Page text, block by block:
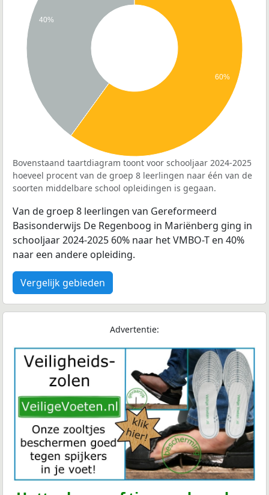
40%
60%
Bovenstaand taartdiagram toont voor schooljaar 2024-2025
hoeveel procent van de groep 8 leerlingen naar één van de
soorten middelbare school opleidingen is gegaan.
Van de groep 8 leerlingen van Gereformeerd
Basisonderwijs De Regenboog in Mariënberg ging in
schooljaar 2024-2025 60% naar het VMBO-T en 40%
naar een andere opleiding.
Vergelijk gebieden
Advertentie: